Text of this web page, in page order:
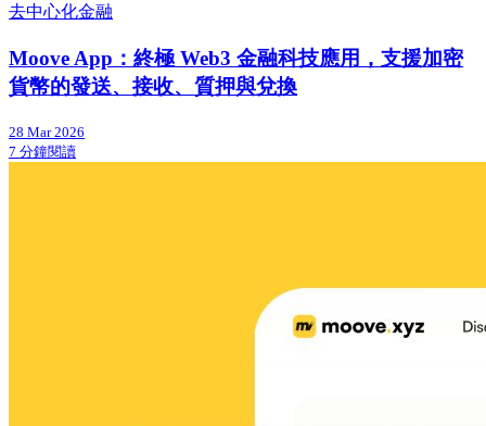
去中心化金融
Moove App：終極 Web3 金融科技應用，支援加密
貨幣的發送、接收、質押與兌換
28 Mar 2026
7 分鐘閱讀